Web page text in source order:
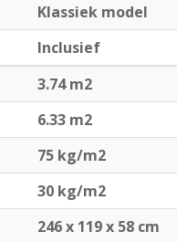
Klassiek model
Inclusief
3.74 m2
6.33 m2
75 kg/m2
30 kg/m2
246 x 119 x 58 cm